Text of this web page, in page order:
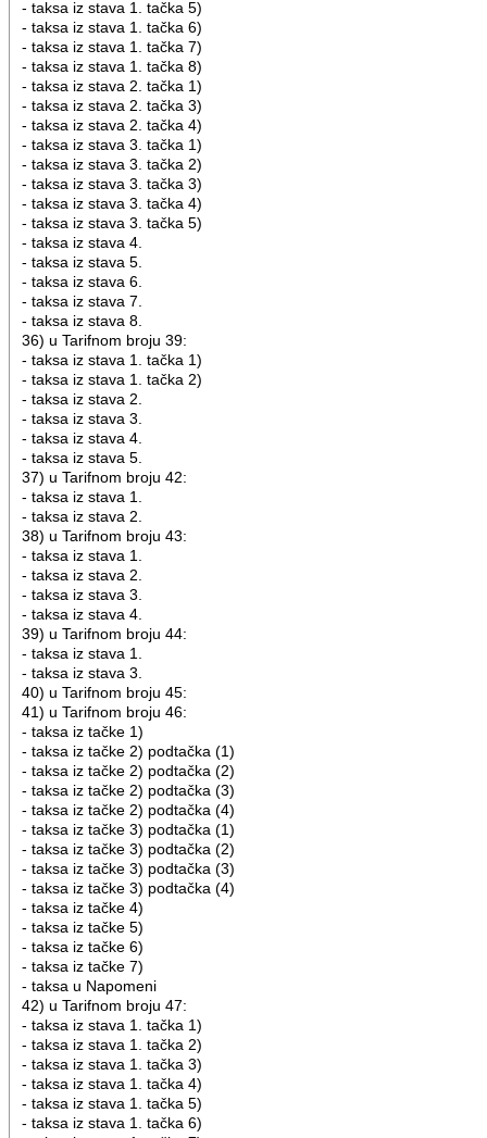
- taksa iz stava 1. tačka 5)
- taksa iz stava 1. tačka 6)
- taksa iz stava 1. tačka 7)
- taksa iz stava 1. tačka 8)
- taksa iz stava 2. tačka 1)
- taksa iz stava 2. tačka 3)
- taksa iz stava 2. tačka 4)
- taksa iz stava 3. tačka 1)
- taksa iz stava 3. tačka 2)
- taksa iz stava 3. tačka 3)
- taksa iz stava 3. tačka 4)
- taksa iz stava 3. tačka 5)
- taksa iz stava 4.
- taksa iz stava 5.
- taksa iz stava 6.
- taksa iz stava 7.
- taksa iz stava 8.
36) u Tarifnom broju 39:
- taksa iz stava 1. tačka 1)
- taksa iz stava 1. tačka 2)
- taksa iz stava 2.
- taksa iz stava 3.
- taksa iz stava 4.
- taksa iz stava 5.
37) u Tarifnom broju 42:
- taksa iz stava 1.
- taksa iz stava 2.
38) u Tarifnom broju 43:
- taksa iz stava 1.
- taksa iz stava 2.
- taksa iz stava 3.
- taksa iz stava 4.
39) u Tarifnom broju 44:
- taksa iz stava 1.
- taksa iz stava 3.
40) u Tarifnom broju 45:
41) u Tarifnom broju 46:
- taksa iz tačke 1)
- taksa iz tačke 2) podtačka (1)
- taksa iz tačke 2) podtačka (2)
- taksa iz tačke 2) podtačka (3)
- taksa iz tačke 2) podtačka (4)
- taksa iz tačke 3) podtačka (1)
- taksa iz tačke 3) podtačka (2)
- taksa iz tačke 3) podtačka (3)
- taksa iz tačke 3) podtačka (4)
- taksa iz tačke 4)
- taksa iz tačke 5)
- taksa iz tačke 6)
- taksa iz tačke 7)
- taksa u Napomeni
42) u Tarifnom broju 47:
- taksa iz stava 1. tačka 1)
- taksa iz stava 1. tačka 2)
- taksa iz stava 1. tačka 3)
- taksa iz stava 1. tačka 4)
- taksa iz stava 1. tačka 5)
- taksa iz stava 1. tačka 6)